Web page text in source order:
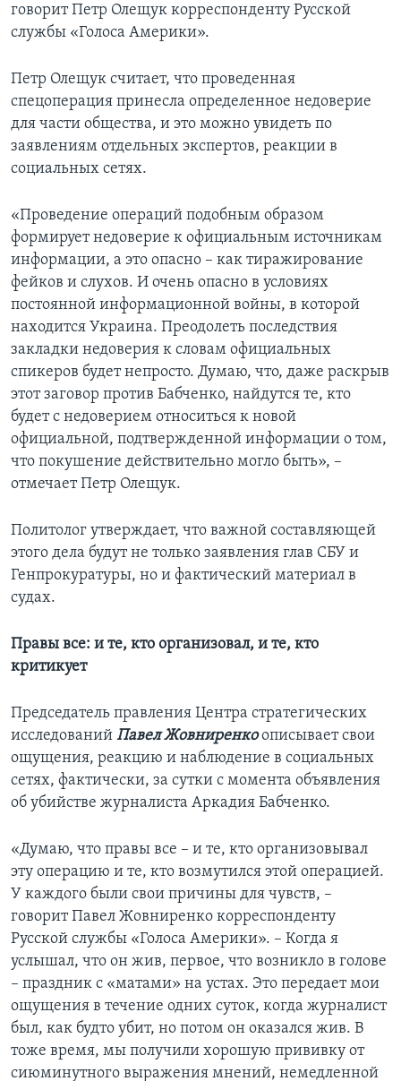
говорит Петр Олещук корреспонденту Русской
службы «Голоса Америки».
Петр Олещук считает, что проведенная
спецоперация принесла определенное недоверие
для части общества, и это можно увидеть по
заявлениям отдельных экспертов, реакции в
социальных сетях.
«Проведение операций подобным образом
формирует недоверие к официальным источникам
информации, а это опасно – как тиражирование
фейков и слухов. И очень опасно в условиях
постоянной информационной войны, в которой
находится Украина. Преодолеть последствия
закладки недоверия к словам официальных
спикеров будет непросто. Думаю, что, даже раскрыв
этот заговор против Бабченко, найдутся те, кто
будет с недоверием относиться к новой
официальной, подтвержденной информации о том,
что покушение действительно могло быть», –
отмечает Петр Олещук.
Политолог утверждает, что важной составляющей
этого дела будут не только заявления глав СБУ и
Генпрокуратуры, но и фактический материал в
судах.
Правы все: и те, кто организовал, и те, кто
критикует
Председатель правления Центра стратегических
исследований Павел Жовниренкоописывает свои
ощущения, реакцию и наблюдение в социальных
сетях, фактически, за сутки с момента объявления
об убийстве журналиста Аркадия Бабченко.
«Думаю, что правы все – и те, кто организовывал
эту операцию и те, кто возмутился этой операцией.
У каждого были свои причины для чувств, –
говорит Павел Жовниренко корреспонденту
Русской службы «Голоса Америки». – Когда я
услышал, что он жив, первое, что возникло в голове
– праздник с «матами» на устах. Это передает мои
ощущения в течение одних суток, когда журналист
был, как будто убит, но потом он оказался жив. В
тоже время, мы получили хорошую прививку от
сиюминутного выражения мнений, немедленной